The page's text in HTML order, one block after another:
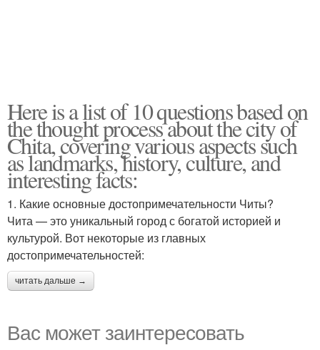
Here is a list of 10 questions based on
the thought process about the city of
Chita, covering various aspects such
as landmarks, history, culture, and
interesting facts:
1. Какие основные достопримечательности Читы?
Чита — это уникальный город с богатой историей и
культурой. Вот некоторые из главных
достопримечательностей:
читать дальше →
Вас может заинтересовать